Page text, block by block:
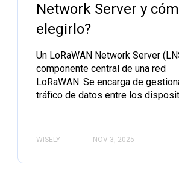
Network Server y
elegirlo?
Un LoRaWAN Network Server
componente central de una red
LoRaWAN. Se encarga de
tráfico de datos entre los
WISELY NOV 3, 2025